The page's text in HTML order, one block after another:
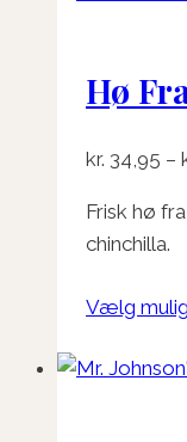
Hø
kr. 34,95 –
Frisk hø
chinchilla.
Vælg